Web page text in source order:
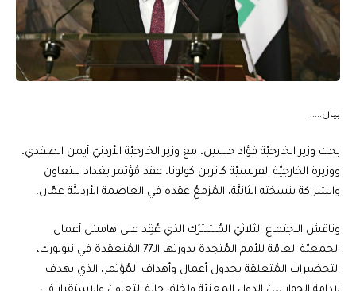
بيان…..
بحث وزير الخارجيَّة فؤاد حسين، مع وزير الخارجيَّة الأردنيّ أيمن الصفدي،
ووزيرة الخارجيَّة الفرنسيَّة كاترين كولونا، عقد مُؤتمر بغداد للتعاون
والشراكة بنسخته الثانيَّة، المُزمعُ عقده في العاصمة الأردنيَّة عمّان.
وناقش الاجتماع الثلاثيّ المُشترَك الذي عُقِد على هامش أعمال
الجمعيّة العامّة للأمم المُتحِدة بدورتها الـ77 المُنعقدة في نيويورك،
التحضيرات المُتعلقة بجدول أعمال وأهداف المُؤتمر، الذي يهدف